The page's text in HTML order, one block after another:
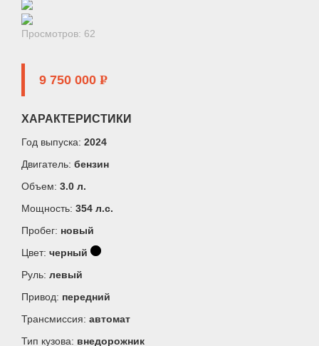
Просмотров: 62
9 750 000 P
ХАРАКТЕРИСТИКИ
Год выпуска: 2024
Двигатель: бензин
Объем: 3.0 л.
Мощность: 354 л.c.
Пробег: новый
Цвет: черный
Руль: левый
Привод: передний
Трансмиссия: автомат
Тип кузова: внедорожник